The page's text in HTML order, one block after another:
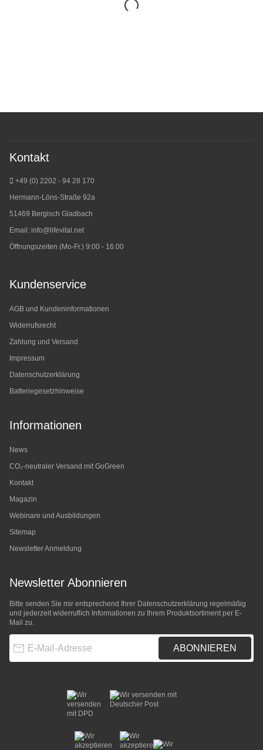
Kontakt
+49 (0) 2202 - 94 28 170
Hermann-Löns-Straße 92a
51469 Bergisch Gladbach
Email: info@lifevital.net
Öffnungszeiten (Mo-Fr.) 9:00 - 16:00
Kundenservice
AGB und Kundeninformationen
Widerrufsrecht
Zahlung und Versand
Impressum
Datenschutzerklärung
Batteriegesetzhinweise
Informationen
News
CO₂-neutraler Versand mit GoGreen
Kontakt
Magazin
Webinare und Ausbildungen
Sitemap
Newsletter Anmeldung
Newsletter Abonnieren
Bitte senden Sie mir entsprechend Ihrer Datenschutzerklärung regelmäßig
und jederzeit widerruflich Informationen zu Ihrem Produktsortiment per E-
Mail zu.
ABONNIEREN